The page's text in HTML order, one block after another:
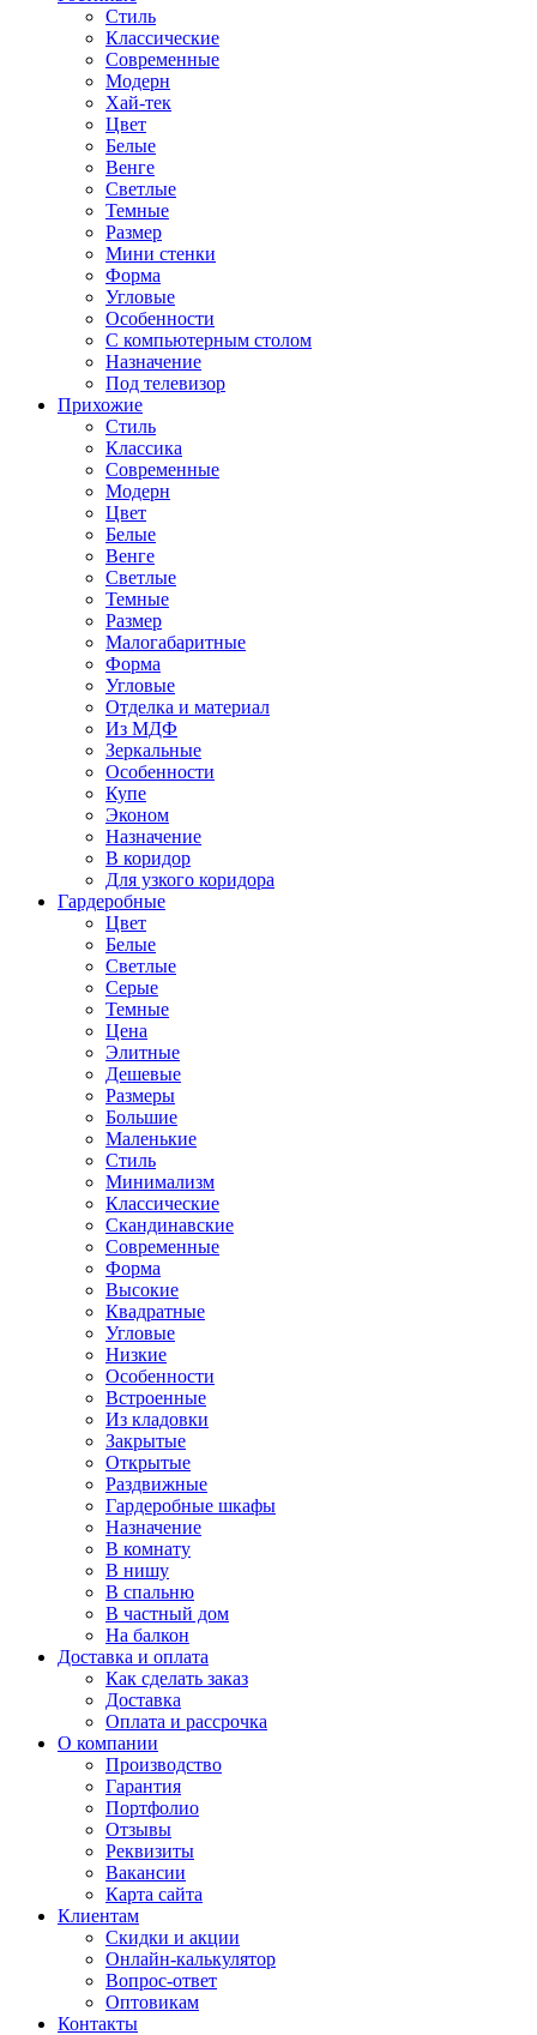
Стиль
Классические
Современные
Модерн
Хай-тек
Цвет
Белые
Венге
Светлые
Темные
Размер
Мини стенки
Форма
Угловые
Особенности
С компьютерным столом
Назначение
Под телевизор
Прихожие
Стиль
Классика
Современные
Модерн
Цвет
Белые
Венге
Светлые
Темные
Размер
Малогабаритные
Форма
Угловые
Отделка и материал
Из МДФ
Зеркальные
Особенности
Купе
Эконом
Назначение
В коридор
Для узкого коридора
Гардеробные
Цвет
Белые
Светлые
Серые
Темные
Цена
Элитные
Дешевые
Размеры
Большие
Маленькие
Стиль
Минимализм
Классические
Скандинавские
Современные
Форма
Высокие
Квадратные
Угловые
Низкие
Особенности
Встроенные
Из кладовки
Закрытые
Открытые
Раздвижные
Гардеробные шкафы
Назначение
В комнату
В нишу
В спальню
В частный дом
На балкон
Доставка и оплата
Как сделать заказ
Доставка
Оплата и рассрочка
О компании
Производство
Гарантия
Портфолио
Отзывы
Реквизиты
Вакансии
Карта сайта
Клиентам
Скидки и акции
Онлайн-калькулятор
Вопрос-ответ
Оптовикам
Контакты